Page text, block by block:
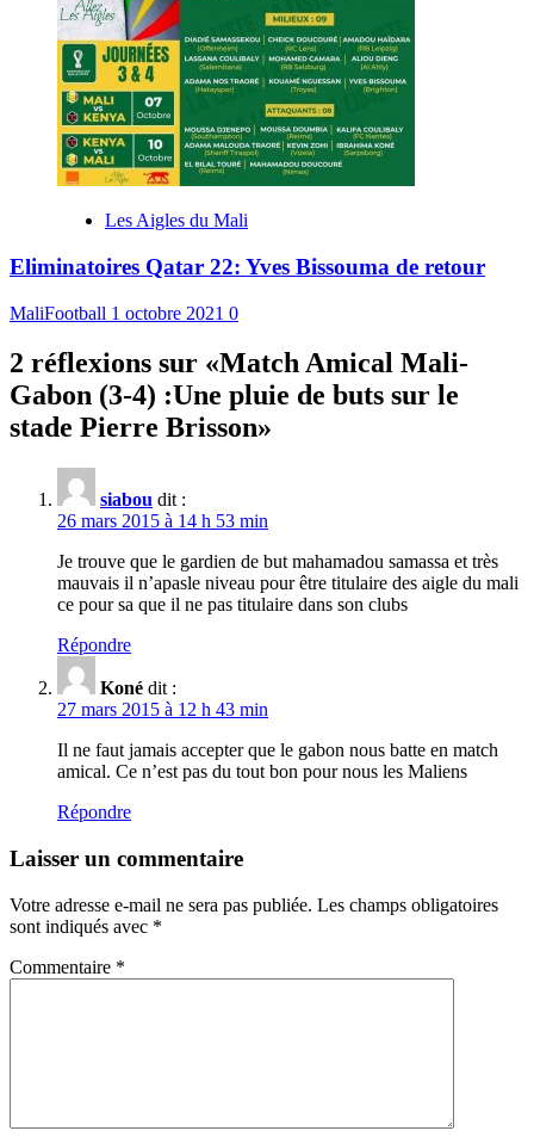
Les Aigles du Mali
Eliminatoires Qatar 22: Yves Bissouma de retour
MaliFootball 1 octobre 2021 0
2 réflexions sur «Match Amical Mali-
Gabon (3-4) :Une pluie de buts sur le
stade Pierre Brisson»
siabou dit :
26 mars 2015 à 14 h 53 min
Je trouve que le gardien de but mahamadou samassa et très
mauvais il n’apasle niveau pour être titulaire des aigle du mali
ce pour sa que il ne pas titulaire dans son clubs
Répondre
Koné dit :
27 mars 2015 à 12 h 43 min
Il ne faut jamais accepter que le gabon nous batte en match
amical. Ce n’est pas du tout bon pour nous les Maliens
Répondre
Laisser un commentaire
Votre adresse e-mail ne sera pas publiée. Les champs obligatoires
sont indiqués avec *
Commentaire *